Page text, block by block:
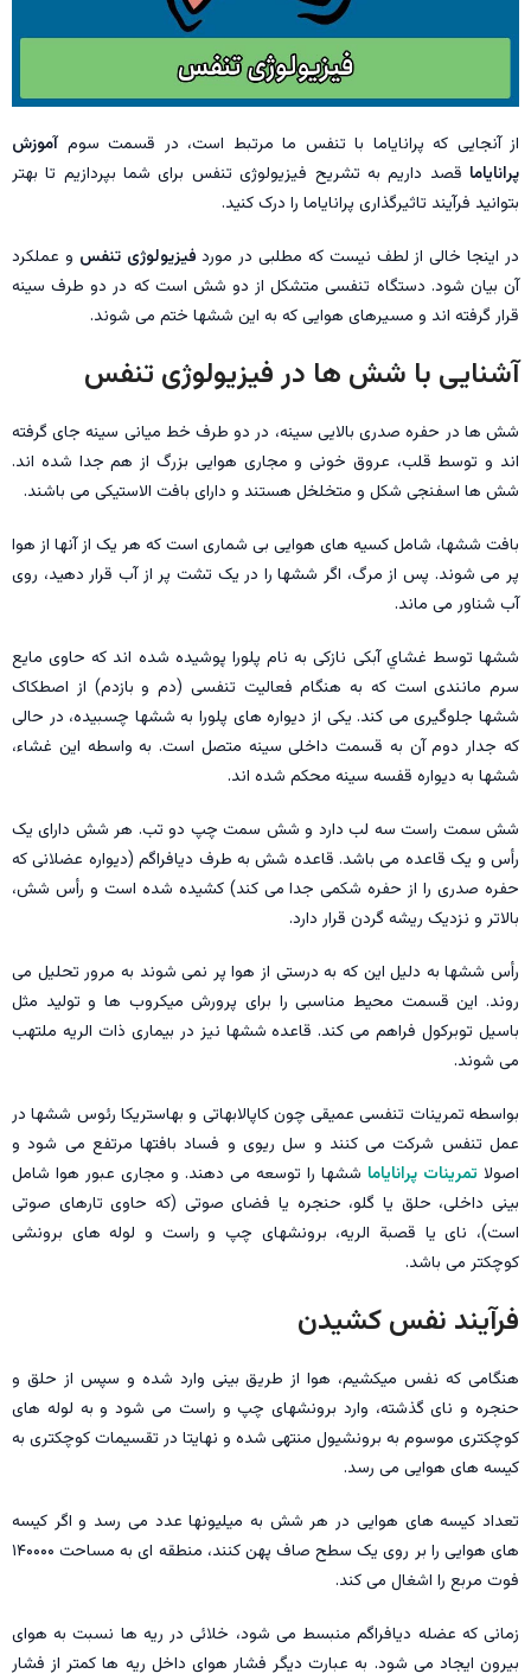
از آنجایی که پرانایاما با تنفس ما مرتبط است، در قسمت سومآموزش
پرانایاما قصد داریم به تشریح فیزیولوژی تنفس برای شما بپردازیم تا بهتر
بتوانید فرآیند تاثیرگذاری پرانایاما را درک کنید.
در اینجا خالی از لطف نیست که مطلبی در مورد فیزیولوژی تنفس و عملکرد
آن بیان شود. دستگاه تنفسی متشکل از دو شش است که در دو طرف سینه
قرار گرفته اند و مسیرهای هوایی که به این ششها ختم می شوند.
آشنایی با شش ها در فیزیولوژی تنفس
شش ها در حفره صدری بالایی سینه، در دو طرف خط میانی سینه جای گرفته
اند و توسط قلب، عروق خونی و مجاری هوایی بزرگ از هم جدا شده اند.
شش ها اسفنجی شکل و متخلخل هستند و دارای بافت الاستیکی می باشند.
بافت ششها، شامل کسیه های هوایی بی شماری است که هر یک از آنها از هوا
پر می شوند. پس از مرگ، اگر ششها را در یک تشت پر از آب قرار دهید، روی
آب شناور می ماند.
ششها توسط غشاي آبكی نازکی به نام پلورا پوشیده شده اند که حاوی مایع
سرم مانندی است که به هنگام فعالیت تنفسی (دم و بازدم) از اصطکاک
ششها جلوگیری می کند. یکی از دیواره های پلورا به ششها چسبیده، در حالی
که جدار دوم آن به قسمت داخلی سینه متصل است. به واسطه این غشاء،
ششها به دیواره قفسه سینه محکم شده اند.
شش سمت راست سه لب دارد و شش سمت چپ دو تب. هر شش دارای یک
رأس و یک قاعده می باشد. قاعده شش به طرف دیافراگم (دیواره عضلانی که
حفره صدری را از حفره شکمی جدا می کند) کشیده شده است و رأس شش،
بالاتر و نزدیک ریشه گردن قرار دارد.
رأس ششها به دلیل این که به درستی از هوا پر نمی شوند به مرور تحليل می
روند. این قسمت محیط مناسبی را برای پرورش میکروب ها و تولید مثل
باسیل توبرکول فراهم می کند. قاعده ششها نیز در بیماری ذات الریه ملتهب
می شوند.
بواسطه تمرینات تنفسی عمیقی چون کاپالابهاتی و بهاستریکا رئوس ششها در
عمل تنفس شرکت می کنند و سل ریوی و فساد بافتها مرتفع می شود و
اصولا تمرینات پرانایاما ششها را توسعه می دهند. و مجاری عبور هوا شامل
بینی داخلی، حلق یا گلو، حنجره یا فضای صوتی (که حاوی تارهای صوتی
است)، نای یا قصبة الریه، برونشهای چپ و راست و لوله های برونشی
کوچکتر می باشد.
فرآیند نفس کشیدن
هنگامی که نفس میکشیم، هوا از طریق بینی وارد شده و سپس از حلق و
حنجره و نای گذشته، وارد برونشهای چپ و راست می شود و به لوله های
کوچکتری موسوم به برونشیول منتهی شده و نهایتا در تقسیمات کوچکتری به
کیسه های هوایی می رسد.
تعداد کیسه های هوایی در هر شش به میلیونها عدد می رسد و اگر کیسه
های هوایی را بر روی یک سطح صاف پهن کنند، منطقه ای به مساحت ۱۴۰۰۰۰
فوت مربع را اشغال می کند.
زمانی که عضله دیافراگم منبسط می شود، خلائی در ریه ها نسبت به هوای
بیرون ایجاد می شود. به عبارت دیگر فشار هوای داخل ریه ها کمتر از فشار